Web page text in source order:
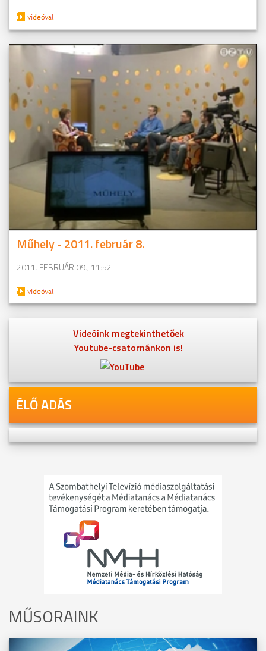
Műhely - 2011. február 8.
2011. FEBRUÁR 09., 11:52
Videóink megtekinthetőek
Youtube-csatornánkon is!
ÉLŐ ADÁS
MŰSORAINK